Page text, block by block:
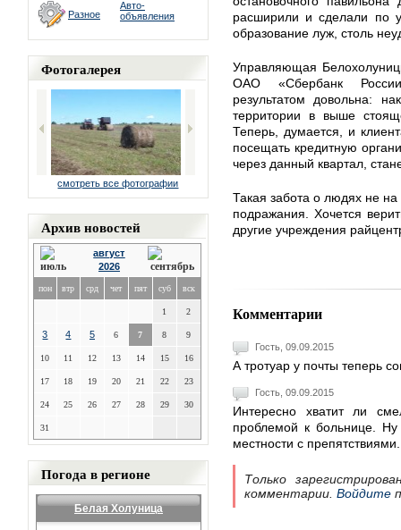
Разное
Авто-
объявления
Фотогалерея
смотреть все фотографии
Архив новостей
август
2026
пон втр срд чет пят суб вск
1 2
3 4 5 6 7 8 9
10 11 12 13 14 15 16
17 18 19 20 21 22 23
24 25 26 27 28 29 30
31
Погода в регионе
Белая Холуница
расширили и сделали по
образование луж, столь
Управляющая
ОАО «Сбербанк
результатом довольна:
территории в выше
Теперь, думается, и
посещать кредитную
через данный квартал,
Такая забота о людях не
подражания. Хочется
другие учреждения
Комментарии
Гость, 09.09.2015
А тротуар у почты теперь
Гость, 09.09.2015
Интересно хватит ли
проблемой к больнице.
местности с препятствиями.
Только
комментарии. Войдите